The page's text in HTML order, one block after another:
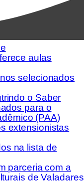
aulas
selecionados
o Saber
para o
(PAA)
extensionistas
na lista de
parceria com a
de Valadares